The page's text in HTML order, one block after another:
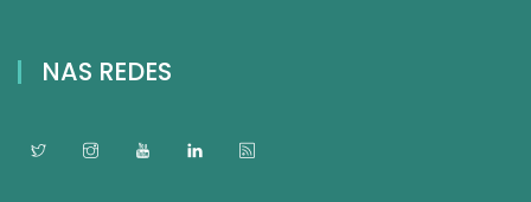
NAS REDES